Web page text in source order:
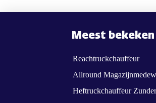
Meest
Reachtruckchauffeur
Allround
Heftruckchauffeur